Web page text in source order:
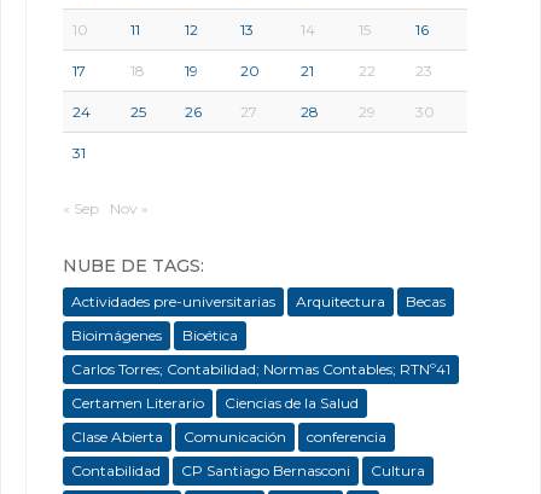
10 11 12 13 14 15 16
17 18 19 20 21 22 23
24 25 26 27 28 29 30
31
« Sep Nov »
NUBE DE TAGS:
Actividades pre-universitarias Arquitectura
Becas
Bioimágenes
Bioética
Carlos Torres; Contabilidad; Normas Contables; RTNº41
Certamen Literario
Ciencias de la Salud
Clase Abierta
Comunicación
conferencia
Contabilidad
CP Santiago Bernasconi
Cultura